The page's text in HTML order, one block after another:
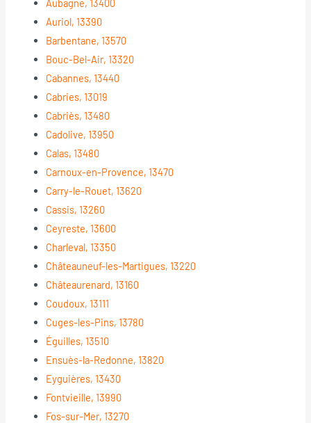
Aubagne, 13400
Auriol, 13390
Barbentane, 13570
Bouc-Bel-Air, 13320
Cabannes, 13440
Cabries, 13019
Cabriès, 13480
Cadolive, 13950
Calas, 13480
Carnoux-en-Provence, 13470
Carry-le-Rouet, 13620
Cassis, 13260
Ceyreste, 13600
Charleval, 13350
Châteauneuf-les-Martigues, 13220
Châteaurenard, 13160
Coudoux, 13111
Cuges-les-Pins, 13780
Éguilles, 13510
Ensuès-la-Redonne, 13820
Eyguières, 13430
Fontvieille, 13990
Fos-sur-Mer, 13270